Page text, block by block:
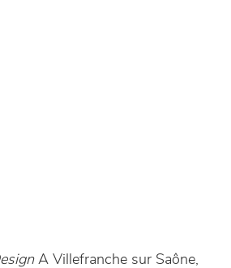
A Villefranche sur Saône,